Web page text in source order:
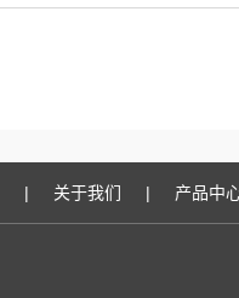
| 关于我们 | 产品中